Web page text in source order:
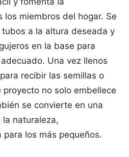
miembros del hogar. Se
a la altura deseada y
en la base para
Una vez llenos
recibir las semillas o
no solo embellece
se convierte en una
naturaleza,
los más pequeños.